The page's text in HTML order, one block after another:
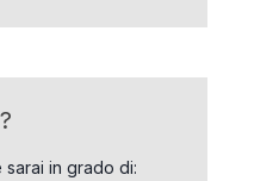
in grado di: